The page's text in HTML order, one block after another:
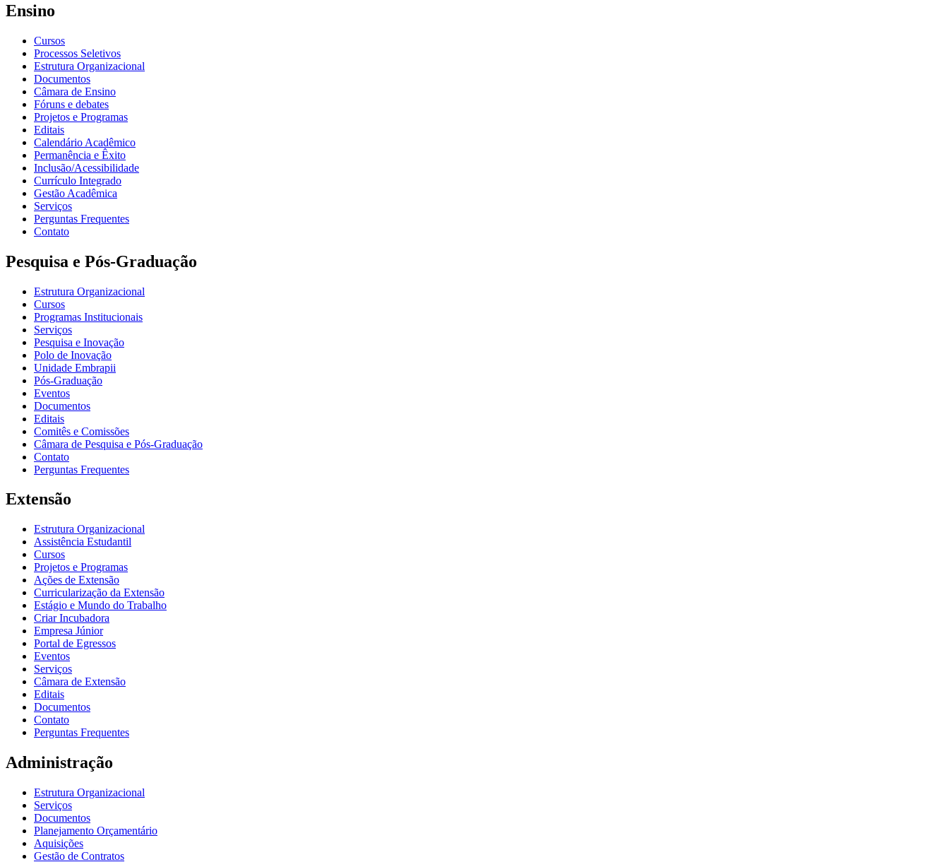
Ensino
Cursos
Processos Seletivos
Estrutura Organizacional
Documentos
Câmara de Ensino
Fóruns e debates
Projetos e Programas
Editais
Calendário Acadêmico
Permanência e Êxito
Inclusão/Acessibilidade
Currículo Integrado
Gestão Acadêmica
Serviços
Perguntas Frequentes
Contato
Pesquisa e Pós-Graduação
Estrutura Organizacional
Cursos
Programas Institucionais
Serviços
Pesquisa e Inovação
Polo de Inovação
Unidade Embrapii
Pós-Graduação
Eventos
Documentos
Editais
Comitês e Comissões
Câmara de Pesquisa e Pós-Graduação
Contato
Perguntas Frequentes
Extensão
Estrutura Organizacional
Assistência Estudantil
Cursos
Projetos e Programas
Ações de Extensão
Curricularização da Extensão
Estágio e Mundo do Trabalho
Criar Incubadora
Empresa Júnior
Portal de Egressos
Eventos
Serviços
Câmara de Extensão
Editais
Documentos
Contato
Perguntas Frequentes
Administração
Estrutura Organizacional
Serviços
Documentos
Planejamento Orçamentário
Aquisições
Gestão de Contratos